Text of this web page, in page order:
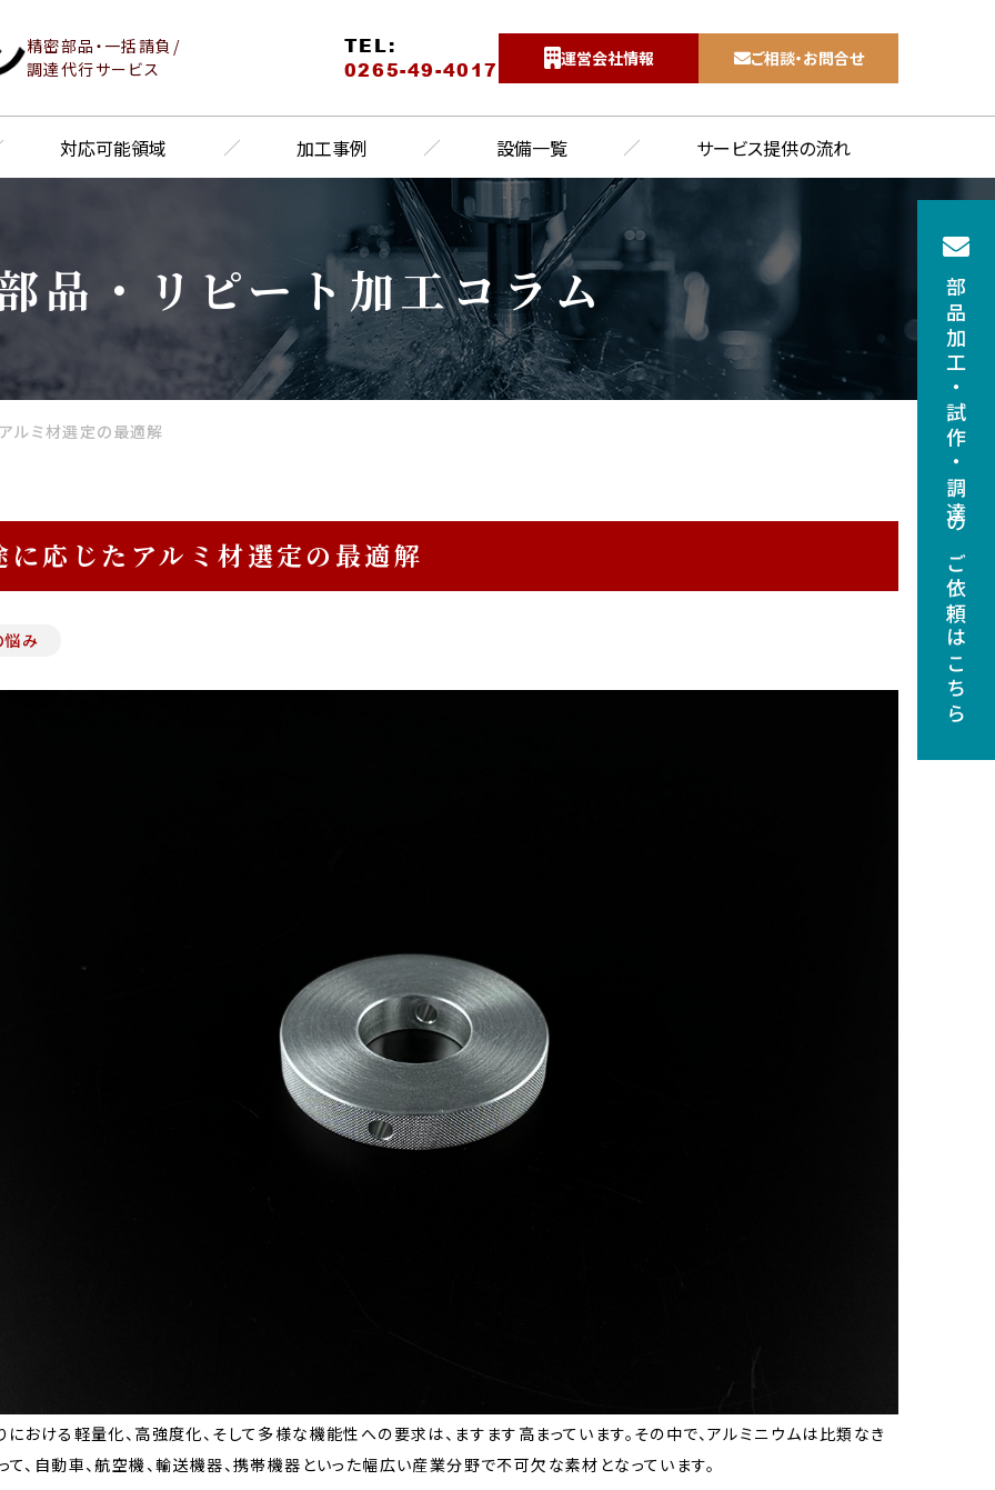
精密部品・一括請負/
調達代行サービス
TEL:
0265-49-4017
運営会社情報 ご相談・お問合せ
対応可能領域 加工事例 設備一覧 サービス提供の流れ
品・リピート加工コラム
ルミ材選定の最適解
に応じたアルミ材選定の最適解
悩み
における軽量化、高強度化、そして多様な機能性への要求は、ますます高まっています。その中で、アルミニウムは比類なき
て、自動車、航空機、輸送機器、携帯機器といった幅広い産業分野で不可欠な素材となっています。
部品加工
・
試作
・
調達のご依頼はこちら